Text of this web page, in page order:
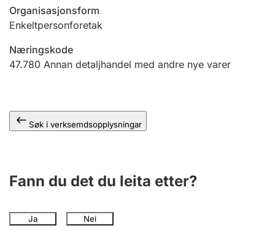
Ektepaktrettleiaren
Andre tema
Organisasjonsform
Enkeltpersonforetak
Næringskode
47.780 Annan detaljhandel med andre nye varer
Søk i verksemdsopplysningar
Fann du det du leita etter?
Ja Nei